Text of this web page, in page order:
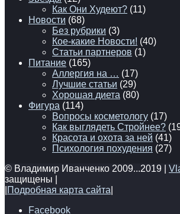
Как Они Худеют? (11)
Новости (68)
Без рубрики (3)
Кое-какие Новости! (40)
Статьи партнеров (1)
Питание (165)
Аллергия на … (17)
Лучшие статьи (29)
Хорошая диета (80)
Фигура (114)
Вопросы косметологу (17)
Как выглядеть Стройнее?
Красота и охота за ней (41)
Психология похудения (27)
© Владимир Иванченко 2009...2019 |
защищены |
Подробная карта сайта
Facebook